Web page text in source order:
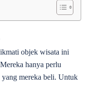
objek wisata ini
hanya perlu
mereka beli. Untuk